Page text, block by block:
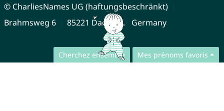
Cherchez ensemble Mes prénoms favoris
© CharliesNames UG (haftungsbeschränkt)
Brahmsweg 6
85221 Dachau Germany